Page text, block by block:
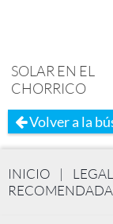
SOLAR EN EL
CHORRICO
Volver a la
INICIO | LEGAL